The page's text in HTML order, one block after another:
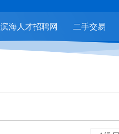
滨海人才招聘网 二手交易